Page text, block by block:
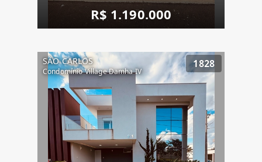
R$ 1.190.000
SÃO CARLOS
Condomínio Village Damha IV
1828